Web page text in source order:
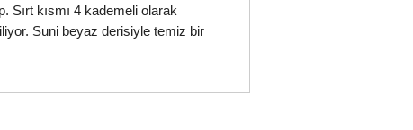
kısmı 4 kademeli olarak
Suni beyaz derisiyle temiz bir